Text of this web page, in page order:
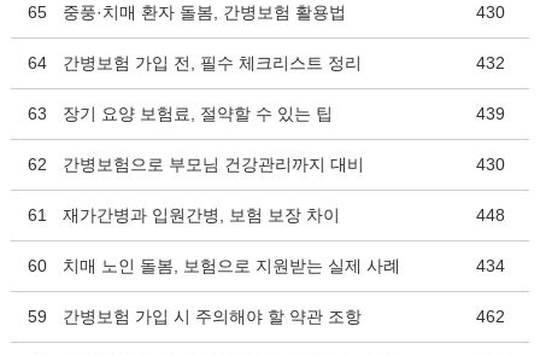
65 중풍·치매 환자 돌봄, 간병보험 활용법 430
64 간병보험 가입 전, 필수 체크리스트 정리 432
63 장기 요양 보험료, 절약할 수 있는 팁 439
62 간병보험으로 부모님 건강관리까지 대비 430
61 재가간병과 입원간병, 보험 보장 차이 448
60 치매 노인 돌봄, 보험으로 지원받는 실제 사례 434
59 간병보험 가입 시 주의해야 할 약관 조항 462